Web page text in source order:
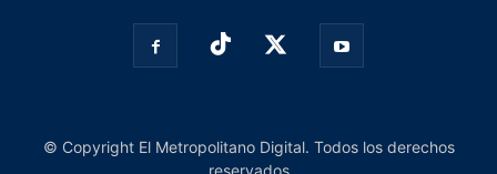
© Copyright El Metropolitano Digital. Todos los derechos
reservados